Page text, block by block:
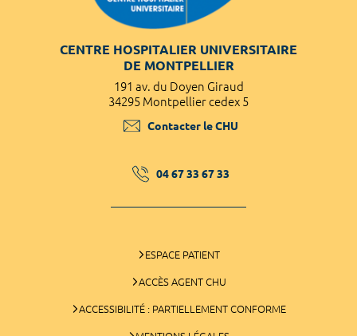
CENTRE HOSPITALIER UNIVERSITAIRE
DE MONTPELLIER
191 av. du Doyen Giraud
34295 Montpellier cedex 5
Contacter le CHU
04 67 33 67 33
ESPACE PATIENT
ACCÈS AGENT CHU
ACCESSIBILITÉ : PARTIELLEMENT CONFORME